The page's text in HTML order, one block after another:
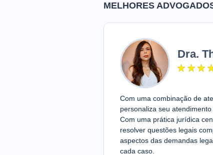
MELHORES
Dra.
Com uma combinação de
personaliza seu
Com uma prática jurídica
resolver questões legais
aspectos das demandas
cada caso.